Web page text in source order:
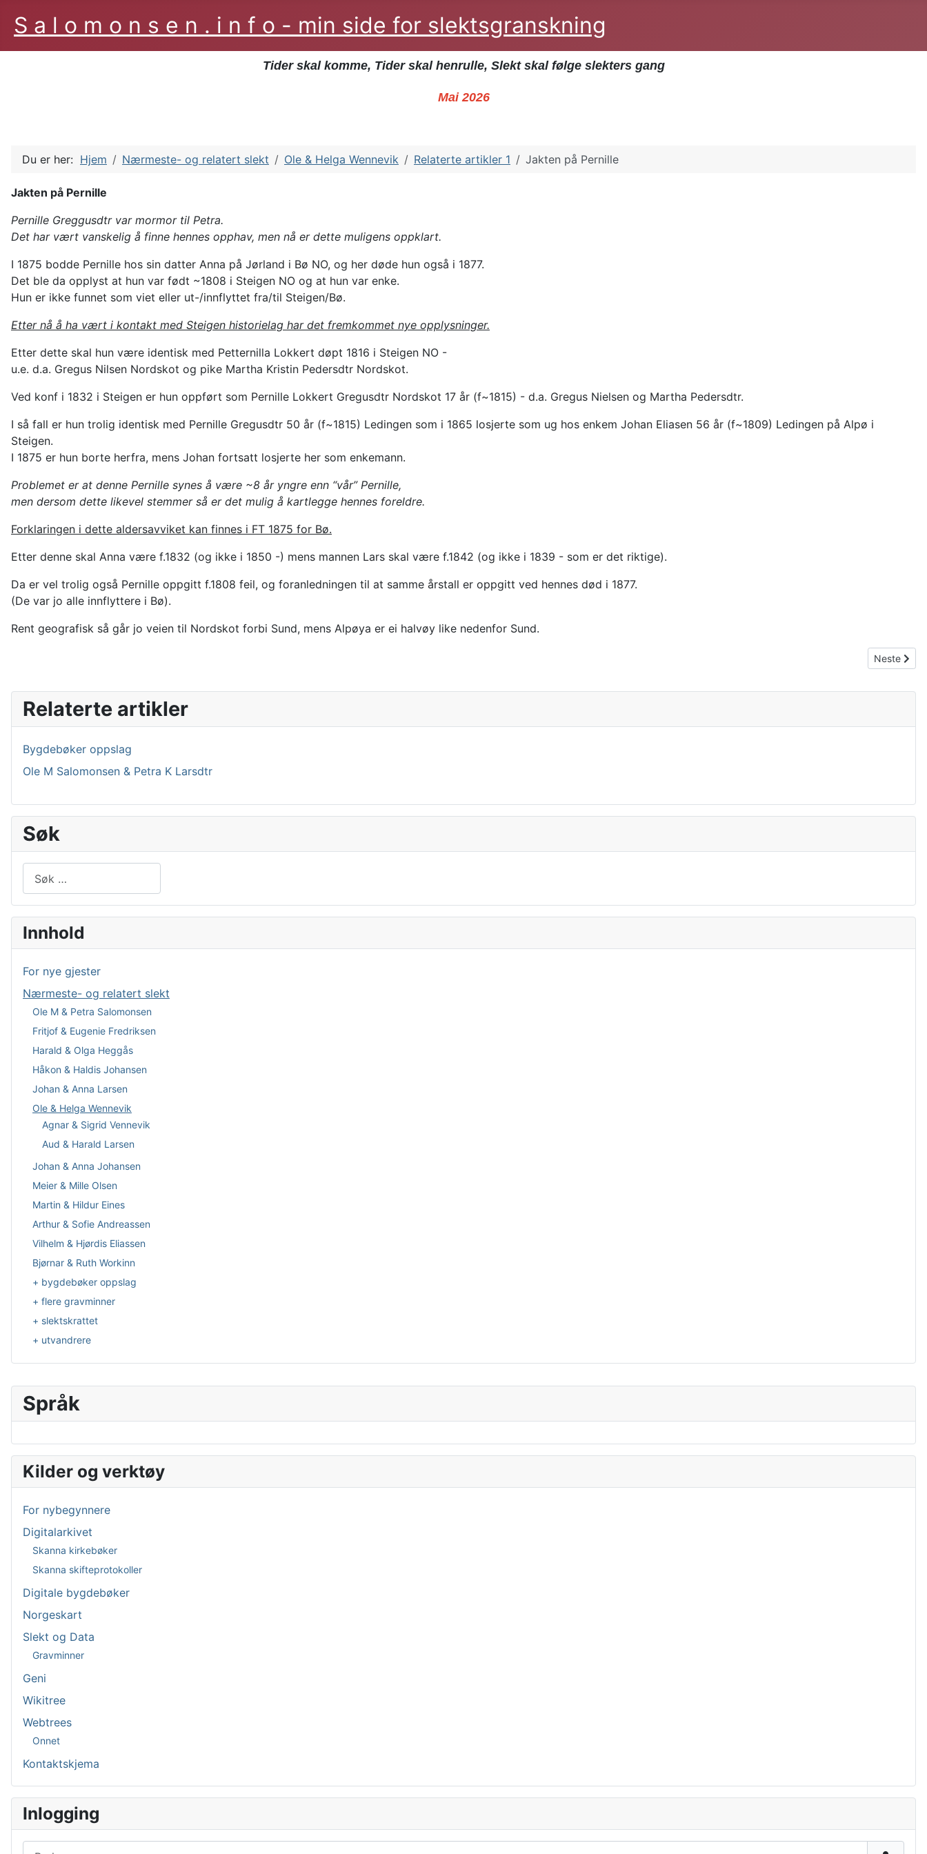
S a l o m o n s e n . i n f o - min side for slektsgranskning
Tider skal komme, Tider skal henrulle, Slekt skal følge slekters gang
Mai 2026
Språk
Velg ditt språk
Kilder og verktøy
For nybegynnere
Digitalarkivet
Skanna kirkebøker
Skanna skifteprotokoller
Digitale bygdebøker
Norgeskart
Slekt og Data
Gravminner
Geni
Wikitree
Webtrees
Onnet
Kontaktskjema
Inlogging
Du er her: Hjem Nærmeste- og relatert slekt Ole & Helga Wennevik Relaterte artikler 1 Jakten på Pernille
Jakten på Pernille
Pernille Greggusdtr var mormor til Petra.
Det har vært vanskelig å finne hennes opphav, men nå er dette muligens oppklart.
I 1875 bodde Pernille hos sin datter Anna på Jørland i Bø NO, og her døde hun også i 1877.
Det ble da opplyst at hun var født ~1808 i Steigen NO og at hun var enke.
Hun er ikke funnet som viet eller ut-/innflyttet fra/til Steigen/Bø.
Etter nå å ha vært i kontakt med Steigen historielag har det fremkommet nye opplysninger.
Etter dette skal hun være identisk med Petternilla Lokkert døpt 1816 i Steigen NO -
u.e. d.a. Gregus Nilsen Nordskot og pike Martha Kristin Pedersdtr Nordskot.
Ved konf i 1832 i Steigen er hun oppført som Pernille Lokkert Gregusdtr Nordskot 17 år (f~1815) - d.a. Gregus Nielsen og Martha Pedersdtr.
I så fall er hun trolig identisk med Pernille Gregusdtr 50 år (f~1815) Ledingen som i 1865 losjerte som ug hos enkem Johan Eliasen 56 år (f~1809) Ledingen på Alpø i
Steigen.
I 1875 er hun borte herfra, mens Johan fortsatt losjerte her som enkemann.
Problemet er at denne Pernille synes å være ~8 år yngre enn “vår” Pernille,
men dersom dette likevel stemmer så er det mulig å kartlegge hennes foreldre.
Forklaringen i dette aldersavviket kan finnes i FT 1875 for Bø.
Etter denne skal Anna være f.1832 (og ikke i 1850 -) mens mannen Lars skal være f.1842 (og ikke i 1839 - som er det riktige).
Da er vel trolig også Pernille oppgitt f.1808 feil, og foranledningen til at samme årstall er oppgitt ved hennes død i 1877.
(De var jo alle innflyttere i Bø).
Rent geografisk så går jo veien til Nordskot forbi Sund, mens Alpøya er ei halvøy like nedenfor Sund.
Neste
Neste
Relaterte artikler
Bygdebøker oppslag
Ole M Salomonsen & Petra K Larsdtr
Søk
Type 2 or more characters for results.
Innhold
For nye gjester
Nærmeste- og relatert slekt
Ole M & Petra Salomonsen
Fritjof & Eugenie Fredriksen
Harald & Olga Heggås
Håkon & Haldis Johansen
Johan & Anna Larsen
Ole & Helga Wennevik
Agnar & Sigrid Vennevik
Aud & Harald Larsen
Johan & Anna Johansen
Meier & Mille Olsen
Martin & Hildur Eines
Arthur & Sofie Andreassen
Vilhelm & Hjørdis Eliassen
Bjørnar & Ruth Workinn
+ bygdebøker oppslag
+ flere gravminner
+ slektskrattet
+ utvandrere